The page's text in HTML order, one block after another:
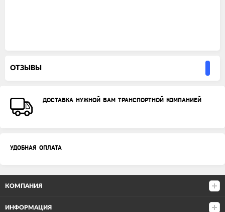
ОТЗЫВЫ
ДОСТАВКА НУЖНОЙ ВАМ ТРАНСПОРТНОЙ КОМПАНИЕЙ
УДОБНАЯ ОПЛАТА
КОМПАНИЯ
ИНФОРМАЦИЯ